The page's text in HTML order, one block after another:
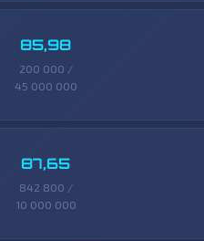
85,98
200 000 /
45 000 000
87,65
842 800 /
10 000 000